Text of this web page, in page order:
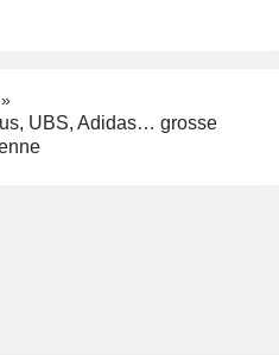
UBS, Adidas… grosse